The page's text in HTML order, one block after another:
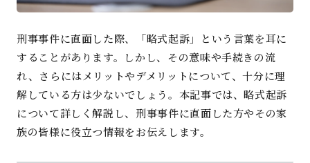
刑事事件に直面した際、「略式起訴」という言葉を耳に
することがあります。しかし、その意味や手続きの流
れ、さらにはメリットやデメリットについて、十分に理
解している方は少ないでしょう。本記事では、略式起訴
について詳しく解説し、刑事事件に直面した方やその家
族の皆様に役立つ情報をお伝えします。